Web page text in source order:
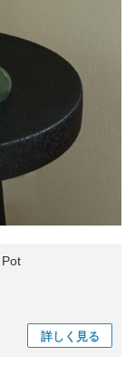
詳しく 見る